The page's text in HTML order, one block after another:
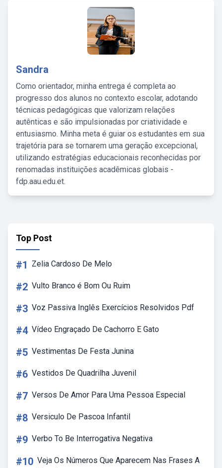
Sandra
Como orientador, minha entrega é completa ao
progresso dos alunos no contexto escolar, adotando
técnicas pedagógicas que valorizam relações
autênticas e são impulsionadas por criatividade e
entusiasmo. Minha meta é guiar os estudantes em sua
trajetória para se tornarem uma geração excepcional,
utilizando estratégias educacionais reconhecidas por
renomadas instituições acadêmicas globais -
fdp.aau.edu.et.
Top Post
#1 Zelia Cardoso De Melo
#2 Vulto Branco é Bom Ou Ruim
#3 Voz Passiva Inglês Exercícios Resolvidos Pdf
#4 Vídeo Engraçado De Cachorro E Gato
#5 Vestimentas De Festa Junina
#6 Vestidos De Quadrilha Juvenil
#7 Versos De Amor Para Uma Pessoa Especial
#8 Versiculo De Pascoa Infantil
#9 Verbo To Be Interrogativa Negativa
#10 Veja Os Números Que Aparecem Nas Frases A